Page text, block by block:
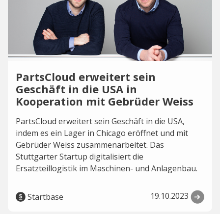
PartsCloud erweitert sein
Geschäft in die USA in
Kooperation mit Gebrüder Weiss
PartsCloud erweitert sein Geschäft in die USA,
indem es ein Lager in Chicago eröffnet und mit
Gebrüder Weiss zusammenarbeitet. Das
Stuttgarter Startup digitalisiert die
Ersatzteillogistik im Maschinen- und Anlagenbau.
Startbase 19.10.2023